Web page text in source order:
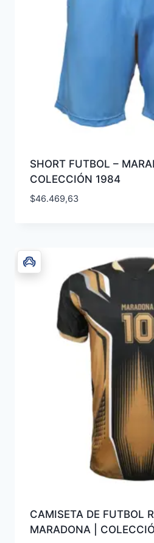
SHORT FUTBOL –
COLECCIÓN 1984
$46.469,63
CAMISETA DE FUTBOL
MARADONA |